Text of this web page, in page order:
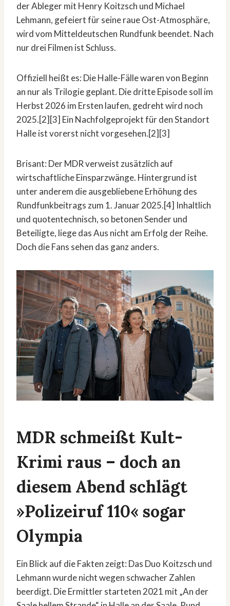
der Ableger mit Henry Koitzsch und Michael
Lehmann, gefeiert für seine raue Ost-Atmosphäre,
wird vom Mitteldeutschen Rundfunk beendet. Nach
nur drei Filmen ist Schluss.
Offiziell heißt es: Die Halle-Fälle waren von Beginn
an nur als Trilogie geplant. Die dritte Episode soll im
Herbst 2026 im Ersten laufen, gedreht wird noch
2025.[2][3] Ein Nachfolgeprojekt für den Standort
Halle ist vorerst nicht vorgesehen.[2][3]
Brisant: Der MDR verweist zusätzlich auf
wirtschaftliche Einsparzwänge. Hintergrund ist
unter anderem die ausgebliebene Erhöhung des
Rundfunkbeitrags zum 1. Januar 2025.[4] Inhaltlich
und quotentechnisch, so betonen Sender und
Beteiligte, liege das Aus nicht am Erfolg der Reihe.
Doch die Fans sehen das ganz anders.
MDR schmeißt Kult-
Krimi raus – doch an
diesem Abend schlägt
»Polizeiruf 110« sogar
Olympia
Ein Blick auf die Fakten zeigt: Das Duo Koitzsch und
Lehmann wurde nicht wegen schwacher Zahlen
beerdigt. Die Ermittler starteten 2021 mit „An der